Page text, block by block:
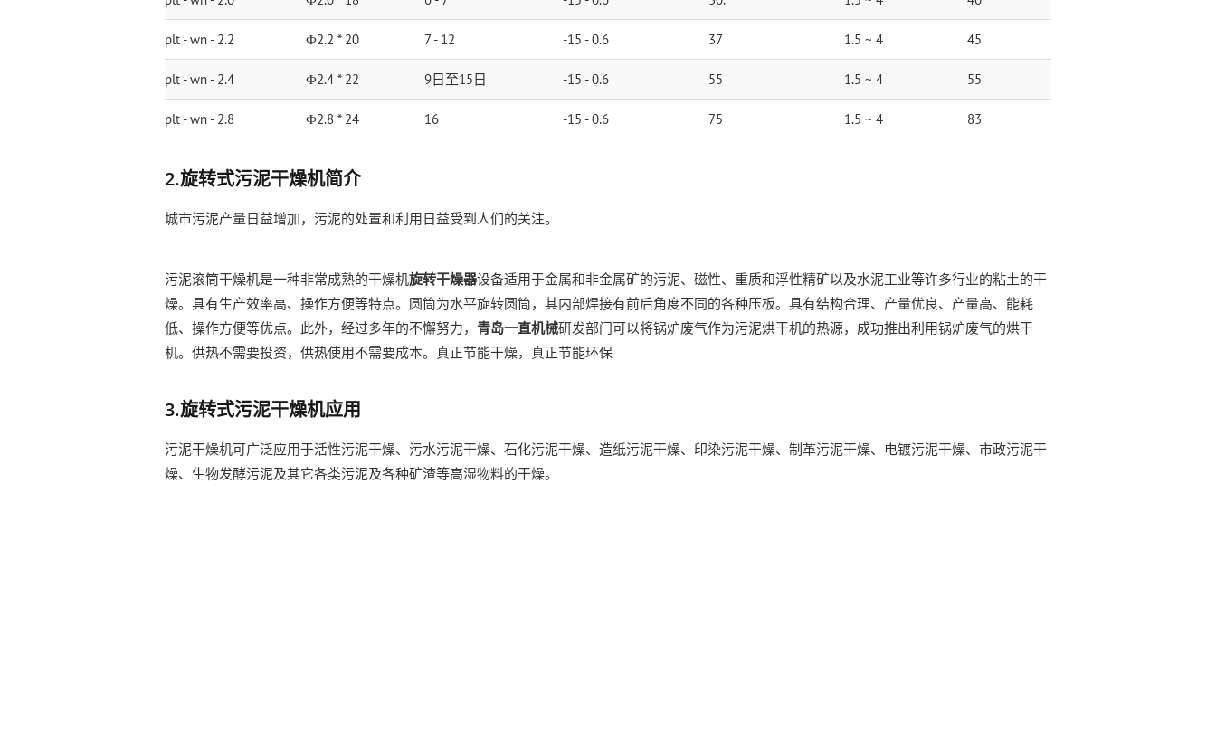
plt - wn - 2.2 Ф2.2 * 20 7 - 12 -15 - 0.6 37 1.5 ~ 4 45
plt - wn - 2.4 Ф2.4 * 22 9日至15日 -15 - 0.6 55 1.5 ~ 4 55
plt - wn - 2.8 Ф2.8 * 24 16 -15 - 0.6 75 1.5 ~ 4 83
2.旋转式污泥干燥机简介
城市污泥产量日益增加，污泥的处置和利用日益受到人们的关注。
污泥滚筒干燥机是一种非常成熟的干燥机旋转干燥器设备适用于金属和非金属矿的污泥、磁性、重质和浮性精矿以及水泥工业等许多行业的粘土的干
燥。具有生产效率高、操作方便等特点。圆筒为水平旋转圆筒，其内部焊接有前后角度不同的各种压板。具有结构合理、产量优良、产量高、能耗
低、操作方便等优点。此外，经过多年的不懈努力， 青岛一直机械研发部门可以将锅炉废气作为污泥烘干机的热源，成功推出利用锅炉废气的烘干
机。供热不需要投资，供热使用不需要成本。真正节能干燥，真正节能环保
3.旋转式污泥干燥机应用
污泥干燥机可广泛应用于活性污泥干燥、污水污泥干燥、石化污泥干燥、造纸污泥干燥、印染污泥干燥、制革污泥干燥、电镀污泥干燥、市政污泥干
燥、生物发酵污泥及其它各类污泥及各种矿渣等高湿物料的干燥。